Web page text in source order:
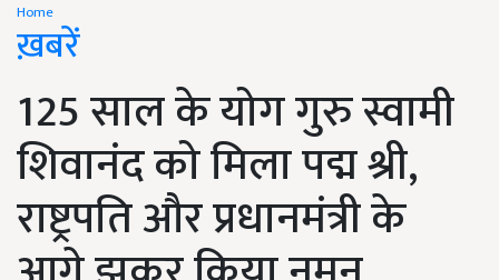
Home
ख़बरें
125 साल के योग गुरु स्वामी
शिवानंद को मिला पद्म श्री,
राष्ट्रपति और प्रधानमंत्री के